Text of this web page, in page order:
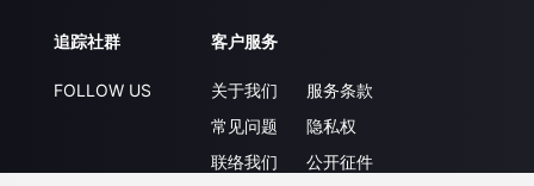
追踪社群
FOLLOW US
客户服务
关于我们
常见问题
联络我们
服务条款
隐私权
公开征件